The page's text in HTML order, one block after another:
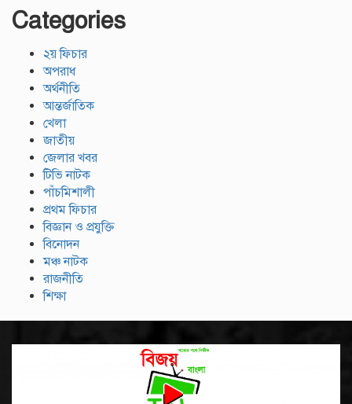
Categories
২য় ফিচার
অপরাধ
অর্থনীতি
আন্তর্জাতিক
খেলা
জাতীয়
জেলার খবর
টিভি নাটক
পাঁচমিশালী
প্রথম ফিচার
বিজ্ঞান ও প্রযুক্তি
বিনোদন
মঞ্চ নাটক
রাজনীতি
শিক্ষা